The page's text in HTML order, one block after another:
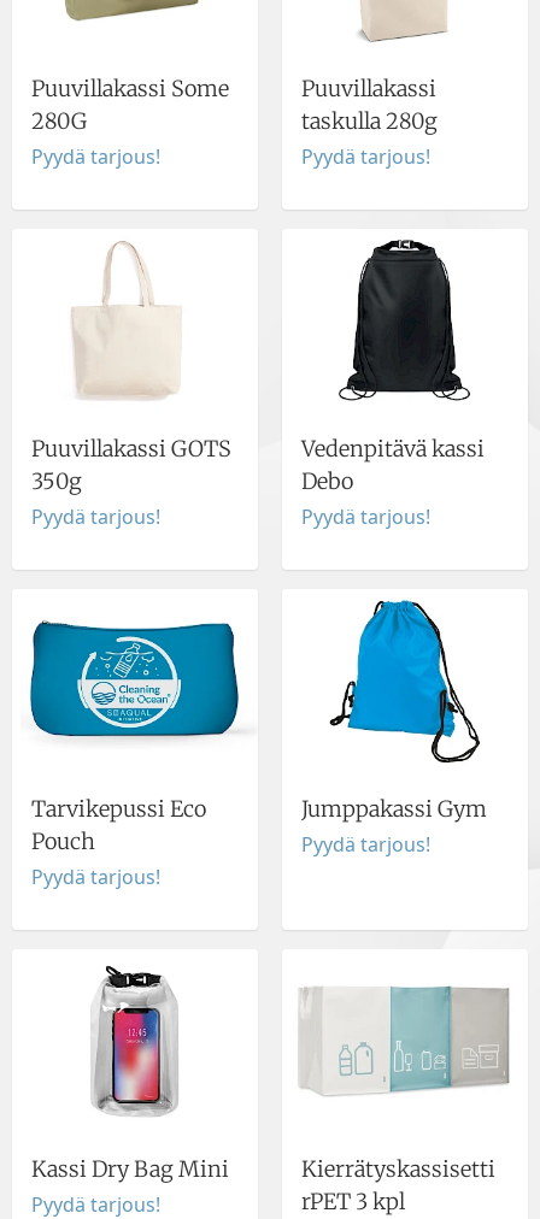
Puuvillakassi Some
280G
Pyydä tarjous!
Puuvillakassi
taskulla 280g
Pyydä tarjous!
Puuvillakassi GOTS
350g
Pyydä tarjous!
Vedenpitävä kassi
Debo
Pyydä tarjous!
Tarvikepussi Eco
Pouch
Pyydä tarjous!
Jumppakassi Gym
Pyydä tarjous!
Kassi Dry Bag Mini
Pyydä tarjous!
Kierrätyskassisetti
rPET 3 kpl